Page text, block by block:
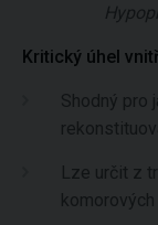
Kritický úhel
Shodný pro
Lze určit z